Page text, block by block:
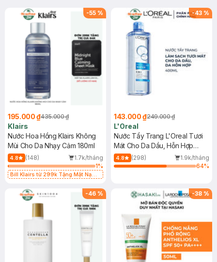
-55 %
195.000 ₫435.000 ₫
Klairs
Nước Hoa Hồng Klairs Không
Mùi Cho Da Nhạy Cảm 180ml
4.8 (148)
1.7k/tháng
1%
Bill Klairs từ 299k Tặng Mặt Nạ
25ml (SL Có Hạn)
-43 %
143.000 ₫249.000 ₫
L'Oreal
Nước Tẩy Trang L'Oreal Tươi
Mát Cho Da Dầu, Hỗn Hợp
400ml
4.8 (298)
1.9k/tháng
64%
-46 % -38 %